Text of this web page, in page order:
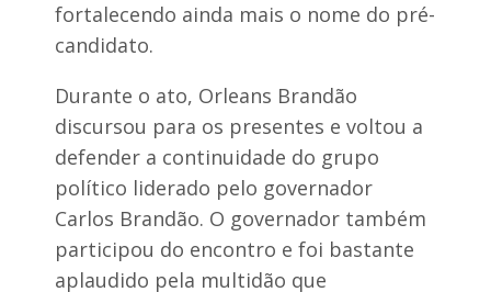
fortalecendo ainda mais o nome do pré-
candidato.
Durante o ato, Orleans Brandão
discursou para os presentes e voltou a
defender a continuidade do grupo
político liderado pelo governador
Carlos Brandão. O governador também
participou do encontro e foi bastante
aplaudido pela multidão que